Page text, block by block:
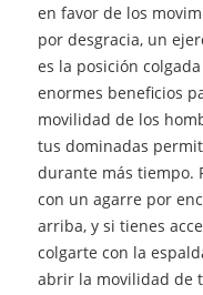
en favor de los
por desgracia, un
es la posición
enormes beneficios
movilidad de los
tus dominadas
durante más tiempo.
con un agarre por
arriba, y si tienes
colgarte con la
abrir la movilidad de